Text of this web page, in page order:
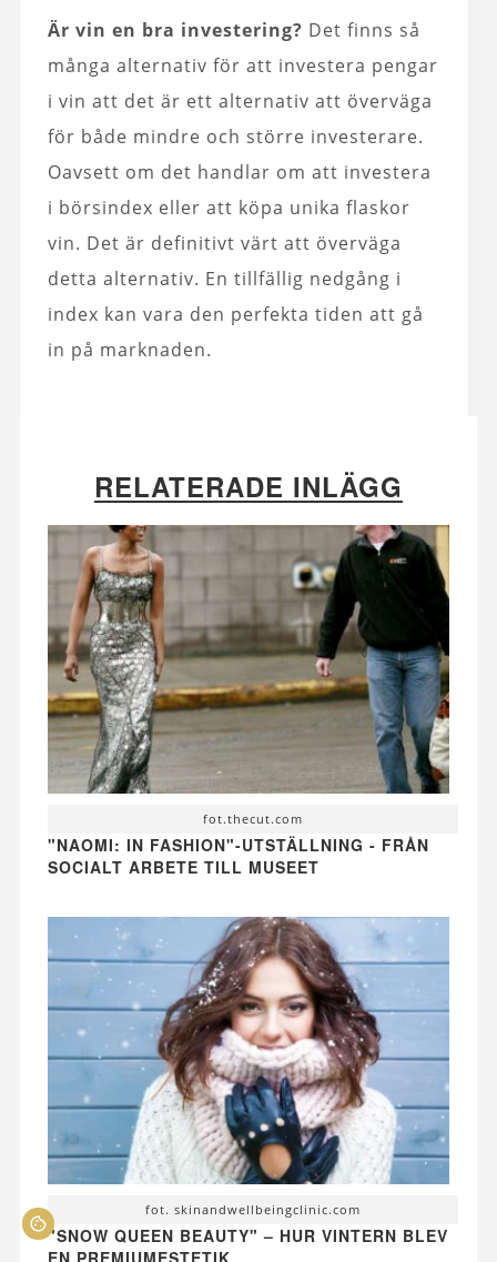
Är vin en bra investering? Det finns så
många alternativ för att investera pengar
i vin att det är ett alternativ att överväga
för både mindre och större investerare.
Oavsett om det handlar om att investera
i börsindex eller att köpa unika flaskor
vin. Det är definitivt värt att överväga
detta alternativ. En tillfällig nedgång i
index kan vara den perfekta tiden att gå
in på marknaden.
RELATERADE INLÄGG
fot.thecut.com
"NAOMI: IN FASHION"-UTSTÄLLNING - FRÅN
SOCIALT ARBETE TILL MUSEET
fot. skinandwellbeingclinic.com
"SNOW QUEEN BEAUTY" – HUR VINTERN BLEV